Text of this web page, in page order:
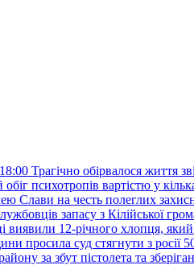
18:00 Трагічно обірвалося життя
психотропів вартістю у
Слави на честь полеглих
запасу з Кілійської
виявили 12-річного хлопця,
просила суд стягнути з росії
за збут пістолета та